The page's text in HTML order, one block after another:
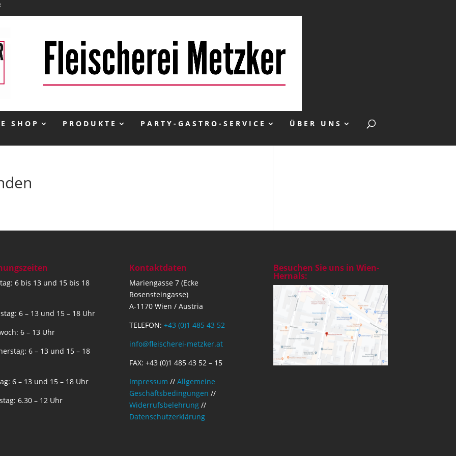
SHOP PRODUKTE PARTY-GASTRO-SERVICE ÜBER UNS
6 bis 13 und 15 bis 18
6 – 13 und 15 – 18 Uhr
6 – 13 Uhr
6 – 13 und 15 – 18
6 – 13 und 15 – 18 Uhr
6.30 – 12 Uhr
Kontaktdaten
Mariengasse 7 (Ecke
Rosensteingasse)
A-1170 Wien / Austria
TELEFON: +43 (0)1 485 43 52
info@fleischerei-metzker.at
FAX: +43 (0)1 485 43 52 – 15
Impressum // Allgemeine
Geschäftsbedingungen //
Widerrufsbelehrung//
Datenschutzerklärung
Besuchen Sie uns in Wien-
Hernals: